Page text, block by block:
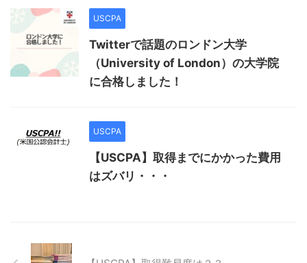
USCPA
Twitterで話題のロンドン大学
（University of London）の大学院
に合格しました！
USCPA
【USCPA】取得までにかかった費用
はズバリ・・・